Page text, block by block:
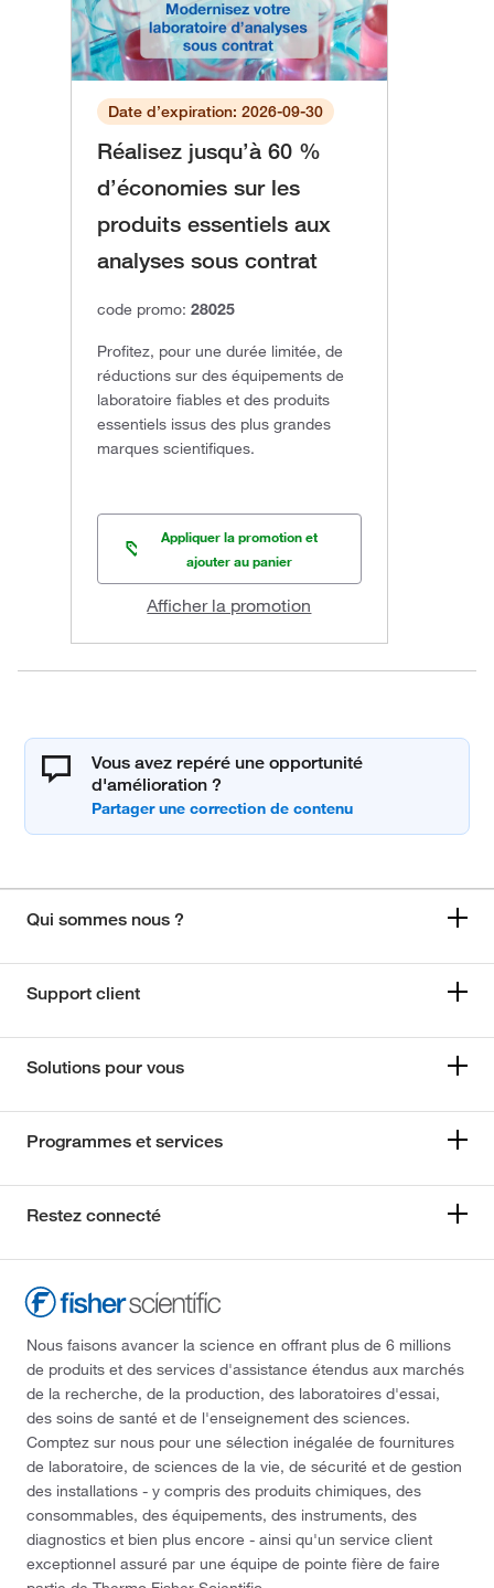
Date d’expiration: 2026-09-30
Réalisez jusqu’à 60 %
d’économies sur les
produits essentiels aux
analyses sous contrat
code promo: 28025
Profitez, pour une durée limitée, de
réductions sur des équipements de
laboratoire fiables et des produits
essentiels issus des plus grandes
marques scientifiques.
Appliquer la promotion et
ajouter au panier
Afficher la promotion
Vous avez repéré une opportunité
d'amélioration ?
Qui sommes nous ?
Support client
Solutions pour vous
Programmes et services
Restez connecté
Nous faisons avancer la science en offrant plus de 6 millions
de produits et des services d'assistance étendus aux marchés
de la recherche, de la production, des laboratoires d'essai,
des soins de santé et de l'enseignement des sciences.
Comptez sur nous pour une sélection inégalée de fournitures
de laboratoire, de sciences de la vie, de sécurité et de gestion
des installations - y compris des produits chimiques, des
consommables, des équipements, des instruments, des
diagnostics et bien plus encore - ainsi qu'un service client
exceptionnel assuré par une équipe de pointe fière de faire